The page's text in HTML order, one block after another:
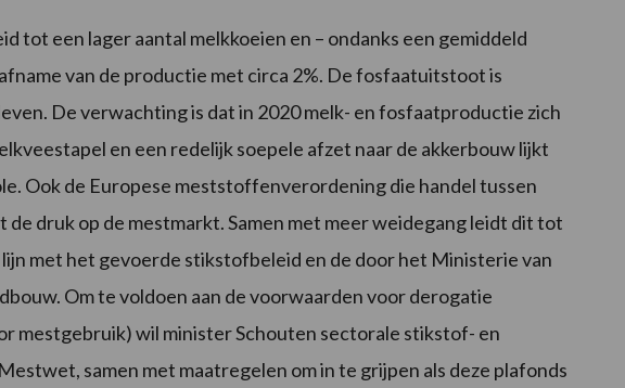
tot een lager aantal melkkoeien en – ondanks een gemiddeld
van de productie met circa 2%. De fosfaatuitstoot is
De verwachting is dat in 2020 melk- en fosfaatproductie zich
en een redelijk soepele afzet naar de akkerbouw lijkt
Ook de Europese meststoffenverordening die handel tussen
druk op de mestmarkt. Samen met meer weidegang leidt dit tot
met het gevoerde stikstofbeleid en de door het Ministerie van
Om te voldoen aan de voorwaarden voor derogatie
mestgebruik) wil minister Schouten sectorale stikstof- en
samen met maatregelen om in te grijpen als deze plafonds